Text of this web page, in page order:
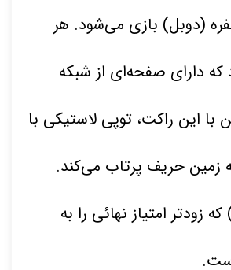
(دوبل) بازی می‌شود. هر
که دارای صفحه‌ای از شبکه
این راکت، توپی لاستیکی با
زمین حریف پرتاب می‌کند.
زودتر امتیاز نهائی را به
.